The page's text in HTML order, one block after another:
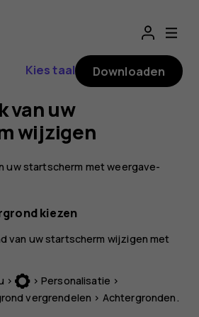
Kies taal Downloaden
van uw
wijzigen
uw startscherm met weergave-
kiezen
van uw startscherm wijzigen met
> > Personalisatie >
vergrendelen > Achtergronden.